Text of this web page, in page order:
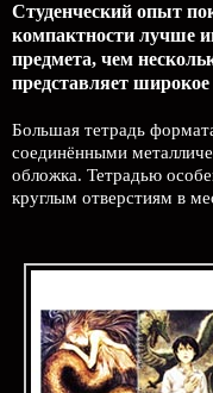
Студенческий опыт
компактности лучше
предмета, чем
представляет
Большая тетрадь
соединёнными
обложка. Тетрадью
круглым отверстиям в